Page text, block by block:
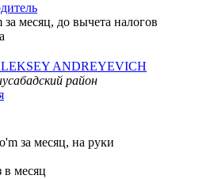
за месяц, до вычета налогов
ANDREYEVICH
район
за месяц, на руки
месяц